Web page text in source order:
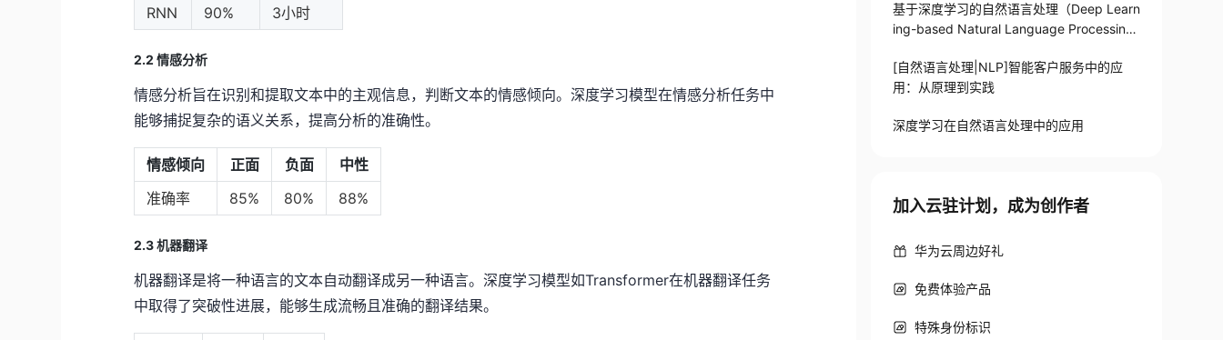
RNN
90% 3小时
2.2 情感分析
情感分析旨在识别和提取文本中的主观信息，判断文本的情感倾向。深度学习模型在情感分析任务中
能够捕捉复杂的语义关系，提高分析的准确性。
情感倾向 正面 负面
中性
准确率
85% 80% 88%
2.3 机器翻译
机器翻译是将一种语言的文本自动翻译成另一种语言。深度学习模型如Transformer在机器翻译任务
中取得了突破性进展，能够生成流畅且准确的翻译结果。
基于深度学习的自然语言处理（Deep Learn
ing-based Natural Language Processin
[自然语言处理|NLP]智能客户服务中的应
用：从原理到实践
深度学习在自然语言处理中的应用
加入云驻计划，成为创作者
华为云周边好礼
免费体验产品
特殊身份标识